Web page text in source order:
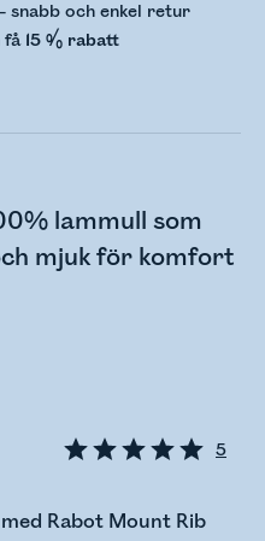
snabb och enkel retur
få 15 % rabatt
lammull som
mjuk för komfort
5
Rabot Mount Rib